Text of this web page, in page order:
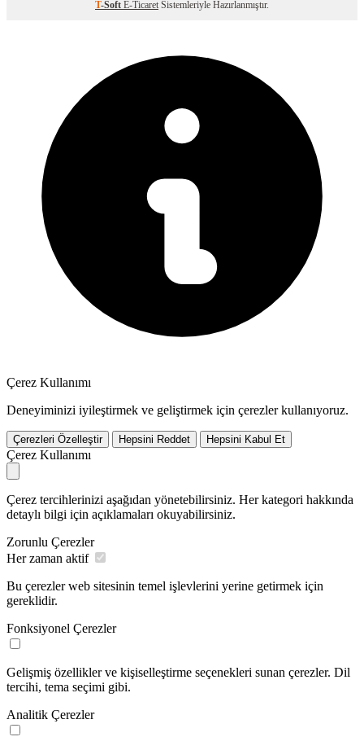
T-Soft E-Ticaret Sistemleriyle Hazırlanmıştır.
Çerez Kullanımı
Deneyiminizi iyileştirmek ve geliştirmek için çerezler kullanıyoruz.
Çerezleri Özelleştir Hepsini Reddet Hepsini Kabul Et
Çerez Kullanımı
Çerez tercihlerinizi aşağıdan yönetebilirsiniz. Her kategori hakkında
detaylı bilgi için açıklamaları okuyabilirsiniz.
Zorunlu Çerezler
Her zaman aktif
Bu çerezler web sitesinin temel işlevlerini yerine getirmek için
gereklidir.
Fonksiyonel Çerezler
Gelişmiş özellikler ve kişiselleştirme seçenekleri sunan çerezler. Dil
tercihi, tema seçimi gibi.
Analitik Çerezler